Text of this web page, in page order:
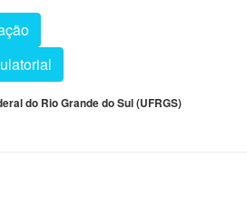
do Rio Grande do Sul (UFRGS)